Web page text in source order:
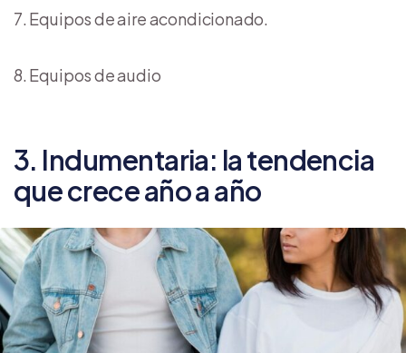
Equipos de aire acondicionado.
Equipos de audio
3. Indumentaria: la tendencia
que crece año a año